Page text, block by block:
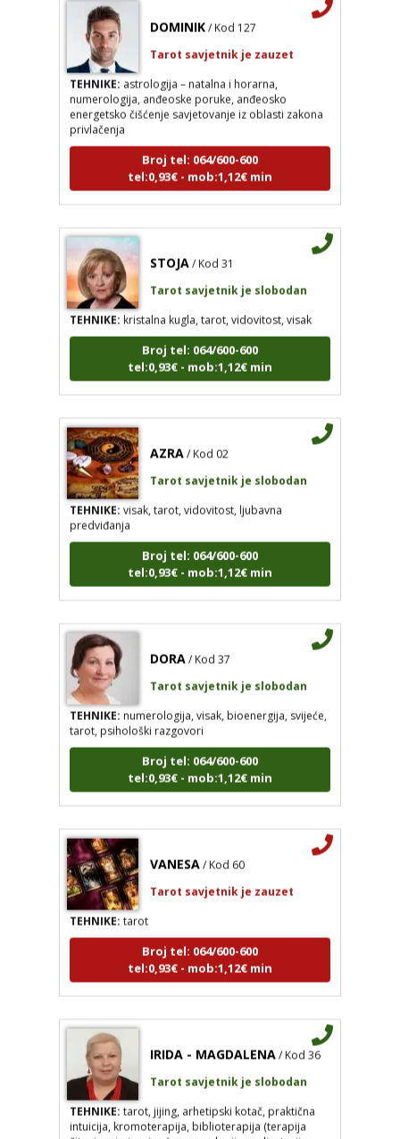
Tarot savjetnik je zauzet
TEHNIKE: astrologija – natalna i horarna,
numerologija, anđeoske poruke, anđeosko
energetsko čišćenje savjetovanje iz oblasti zakona
privlačenja
tel:0,93€ - mob:1,12€ min
Tarot savjetnik je slobodan
TEHNIKE:kristalna kugla, tarot, vidovitost, visak
Broj tel: 064/600-600
tel:0,93€ - mob:1,12€ min
Tarot savjetnik je slobodan
TEHNIKE:visak, tarot, vidovitost, ljubavna
predviđanja
tel:0,93€ - mob:1,12€ min
Tarot savjetnik je slobodan
TEHNIKE:
numerologija, visak, bioenergija, svijeće,
tarot, psihološki razgovori
Broj tel: 064/600-600
tel:0,93€ - mob:1,12€ min
Tarot savjetnik je zauzet
TEHNIKE:tarot
Broj tel: 064/600-600
tel:0,93€ - mob:1,12€ min
Tarot savjetnik je slobodan
TEHNIKE: tarot, jijing, arhetipski kotač, praktična
intuicija, kromoterapija, biblioterapija (terapija
čitanjem i pisanjem), numerologija, radiestezija